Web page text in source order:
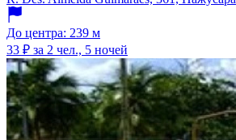
До центра: 239 м
33 ₽ за 2 чел., 5 ночей